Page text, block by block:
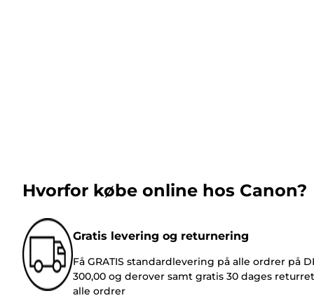
Hvorfor købe online hos Canon?
Gratis levering og returnering
Få GRATIS standardlevering på alle ordrer på
300,00 og derover samt gratis 30 dages
alle ordrer